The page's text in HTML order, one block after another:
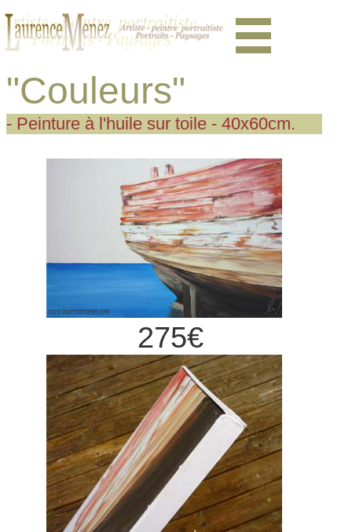
"Couleurs"
- Peinture à l'huile sur toile - 40x60cm.
275€